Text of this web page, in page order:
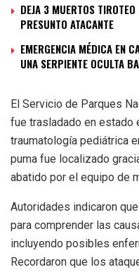
DEJA 3 MUERTOS
PRESUNTO ATACANTE
EMERGENCIA MÉDICA EN
UNA SERPIENTE OCULTA
El Servicio de Parques
fue trasladado en estado
traumatología pediátrica
puma fue localizado
abatido por el equipo de
Autoridades indicaron
para comprender las
incluyendo posibles
Recordaron que los